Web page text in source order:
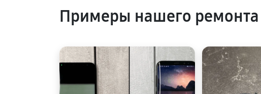
Примеры нашего ремонта